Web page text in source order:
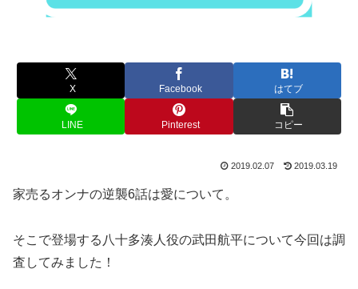
X Facebook はてブ
LINE Pinterest コピー
2019.02.07 2019.03.19
家売るオンナの逆襲6話は愛について。
そこで登場する八十多湊人役の武田航平について今回は調
査してみました！